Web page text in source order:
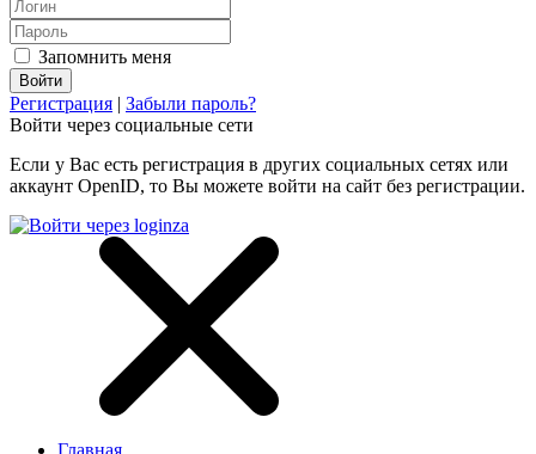
Запомнить меня
Регистрация | Забыли пароль?
Войти через социальные сети
Если у Вас есть регистрация в других социальных сетях или
аккаунт OpenID, то Вы можете войти на сайт без регистрации.
Главная